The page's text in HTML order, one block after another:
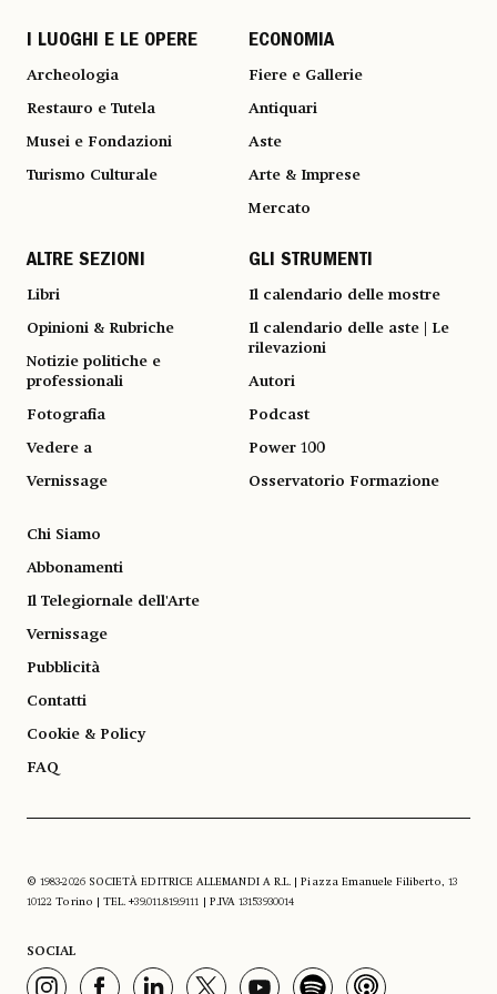
I LUOGHI E LE OPERE
Archeologia
Restauro e Tutela
Musei e Fondazioni
Turismo Culturale
ECONOMIA
Fiere e Gallerie
Antiquari
Aste
Arte & Imprese
Mercato
ALTRE SEZIONI
Libri
Opinioni & Rubriche
Notizie politiche e
professionali
Fotografia
Vedere a
Vernissage
GLI STRUMENTI
Il calendario delle mostre
Il calendario delle aste | Le
rilevazioni
Autori
Podcast
Power 100
Osservatorio Formazione
Chi Siamo
Abbonamenti
Il Telegiornale dell'Arte
Vernissage
Pubblicità
Contatti
Cookie & Policy
FAQ
© 1983-2026 SOCIETÀ EDITRICE ALLEMANDI A R.L. | Piazza Emanuele Filiberto, 13
10122 Torino | TEL. +39.011.819.9111 | P.IVA 13153930014
SOCIAL